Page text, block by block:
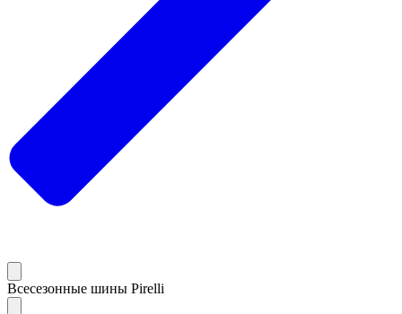
Всесезонные шины Pirelli